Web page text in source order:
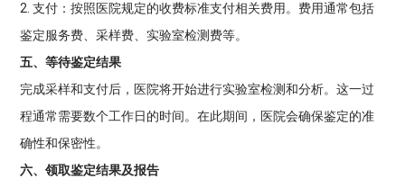
2. 支付：按照医院规定的收费标准支付相关费用。费用通常包括
鉴定服务费、采样费、实验室检测费等。
五、等待鉴定结果
完成采样和支付后，医院将开始进行实验室检测和分析。这一过
程通常需要数个工作日的时间。在此期间，医院会确保鉴定的准
确性和保密性。
六、领取鉴定结果及报告